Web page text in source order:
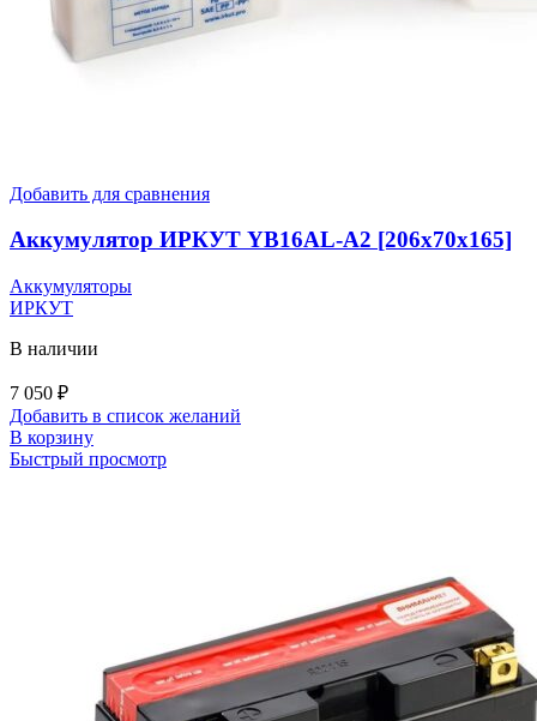
Добавить для сравнения
Аккумулятор ИРКУТ YB16AL-A2 [206x70x165]
Аккумуляторы
ИРКУТ
В наличии
7 050 ₽
Добавить в список желаний
В корзину
Быстрый просмотр